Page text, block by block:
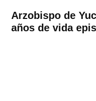
Arzobispo de
años de vida